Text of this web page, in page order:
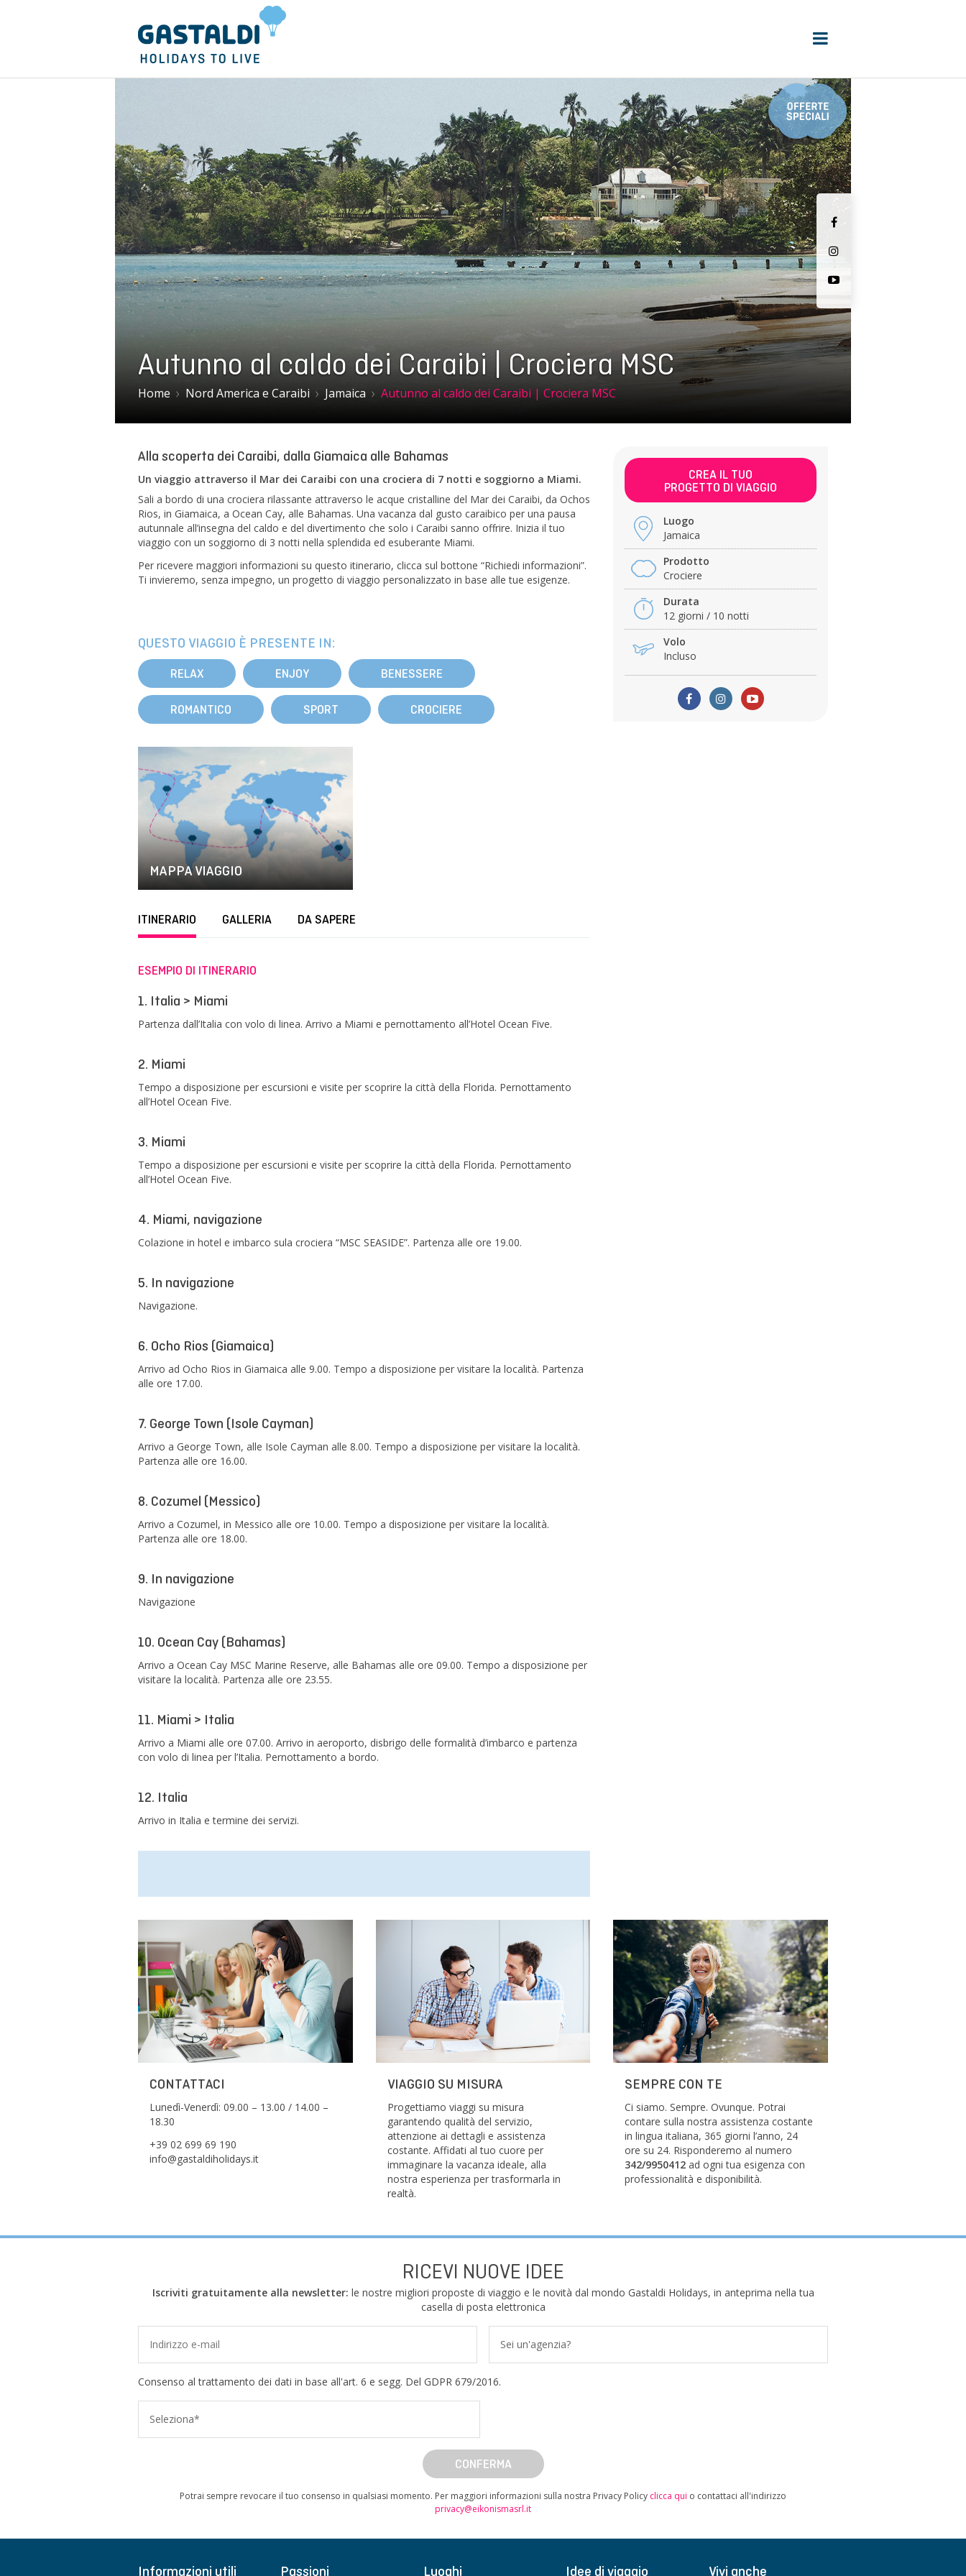
Autunno al caldo dei Caraibi | Crociera MSC
Home Nord America e Caraibi Jamaica Autunno al caldo dei Caraibi | Crociera MSC
Alla scoperta dei Caraibi, dalla Giamaica alle Bahamas
Un viaggio attraverso il Mar dei Caraibi con una crociera di 7 notti e soggiorno a Miami.
Sali a bordo di una crociera rilassante attraverso le acque cristalline del Mar dei Caraibi, da Ochos
Rios, in Giamaica, a Ocean Cay, alle Bahamas. Una vacanza dal gusto caraibico per una pausa
autunnale all’insegna del caldo e del divertimento che solo i Caraibi sanno offrire. Inizia il tuo
viaggio con un soggiorno di 3 notti nella splendida ed esuberante Miami.
Per ricevere maggiori informazioni su questo itinerario, clicca sul bottone “Richiedi informazioni”.
Ti invieremo, senza impegno, un progetto di viaggio personalizzato in base alle tue esigenze.
QUESTO VIAGGIO È PRESENTE IN:
RELAX ENJOY BENESSERE
ROMANTICO SPORT CROCIERE
MAPPA VIAGGIO
ITINERARIO GALLERIA DA SAPERE
ESEMPIO DI ITINERARIO
1. Italia > Miami
Partenza dall’Italia con volo di linea. Arrivo a Miami e pernottamento all’Hotel Ocean Five.
2. Miami
Tempo a disposizione per escursioni e visite per scoprire la città della Florida. Pernottamento
all’Hotel Ocean Five.
3. Miami
Tempo a disposizione per escursioni e visite per scoprire la città della Florida. Pernottamento
all’Hotel Ocean Five.
4. Miami, navigazione
Colazione in hotel e imbarco sula crociera “MSC SEASIDE”. Partenza alle ore 19.00.
5. In navigazione
Navigazione.
6. Ocho Rios (Giamaica)
Arrivo ad Ocho Rios in Giamaica alle 9.00. Tempo a disposizione per visitare la località. Partenza
alle ore 17.00.
7. George Town (Isole Cayman)
Arrivo a George Town, alle Isole Cayman alle 8.00. Tempo a disposizione per visitare la località.
Partenza alle ore 16.00.
8. Cozumel (Messico)
Arrivo a Cozumel, in Messico alle ore 10.00. Tempo a disposizione per visitare la località.
Partenza alle ore 18.00.
9. In navigazione
Navigazione
10. Ocean Cay (Bahamas)
Arrivo a Ocean Cay MSC Marine Reserve, alle Bahamas alle ore 09.00. Tempo a disposizione per
visitare la località. Partenza alle ore 23.55.
11. Miami > Italia
Arrivo a Miami alle ore 07.00. Arrivo in aeroporto, disbrigo delle formalità d’imbarco e partenza
con volo di linea per l’Italia. Pernottamento a bordo.
12. Italia
Arrivo in Italia e termine dei servizi.
CREA IL TUO
PROGETTO DI VIAGGIO
Luogo
Jamaica
Prodotto
Crociere
Durata
12 giorni / 10 notti
Volo
Incluso
CONTATTACI
Lunedì-Venerdì: 09.00 – 13.00 / 14.00 –
18.30
+39 02 699 69 190
info@gastaldiholidays.it
VIAGGIO SU MISURA
Progettiamo viaggi su misura
garantendo qualità del servizio,
attenzione ai dettagli e assistenza
costante. Affidati al tuo cuore per
immaginare la vacanza ideale, alla
nostra esperienza per trasformarla in
realtà.
SEMPRE CON TE
Ci siamo. Sempre. Ovunque. Potrai
contare sulla nostra assistenza costante
in lingua italiana, 365 giorni l’anno, 24
ore su 24. Risponderemo al numero
342/9950412 ad ogni tua esigenza con
professionalità e disponibilità.
RICEVI NUOVE IDEE
Iscriviti gratuitamente alla newsletter: le nostre migliori proposte di viaggio e le novità dal mondo Gastaldi Holidays, in anteprima nella tua
casella di posta elettronica
Sei un'agenzia?
Consenso al trattamento dei dati in base all'art. 6 e segg. Del GDPR 679/2016.
Seleziona*
CONFERMA
Potrai sempre revocare il tuo consenso in qualsiasi momento. Per maggiori informazioni sulla nostra Privacy Policy clicca qui o contattaci all'indirizzo
privacy@eikonismasrl.it
Informazioni utili Passioni Luoghi Idee di viaggio Vivi anche